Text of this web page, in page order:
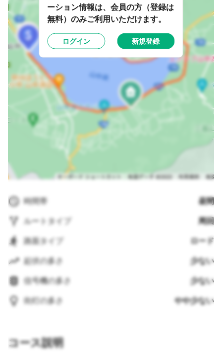
時間帯 昼間
ルートタイプ 周回
路面タイプ ロード
起伏の多さ 少ない
信号機の多さ 少ない
街灯の多さ やや少ない
コース説明
ーション情報は、会員の方（登録は
無料）のみご利用いただけます。
ログイン 新規登録